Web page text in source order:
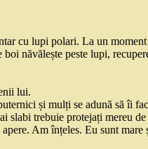
cu lupi polari. La un
năvălește peste lupi,
lui.
și mulți se adună să îi
slabi trebuie protejați mereu
Am înțeles. Eu sunt mare